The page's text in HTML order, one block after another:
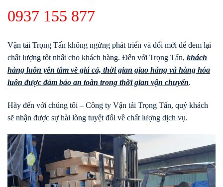
0937 155 877
Vận tải Trọng Tấn không ngừng phát triển và đổi mới để đem lại
chất lượng tốt nhất cho khách hàng. Đến với Trọng Tấn, khách
hàng luôn yên tâm về giá cả, thời gian giao hàng và hàng hóa
luôn được đảm bảo an toàn trong thời gian vận chuyển.
Hãy đến với chúng tôi – Công ty Vận tải Trọng Tấn, quý khách
sẽ nhận được sự hài lòng tuyệt đối về chất lượng dịch vụ.